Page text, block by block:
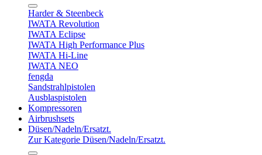
Harder & Steenbeck
IWATA Revolution
IWATA Eclipse
IWATA High Performance Plus
IWATA Hi-Line
IWATA NEO
fengda
Sandstrahlpistolen
Ausblaspistolen
Kompressoren
Airbrushsets
Düsen/Nadeln/Ersatzt.
Zur Kategorie Düsen/Nadeln/Ersatzt.